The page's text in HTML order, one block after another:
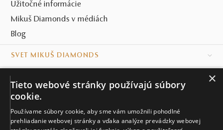
Užitočné informácie
Mikuš Diamonds v médiách
Blog
SVET MIKUŠ DIAMONDS
KONTAKT
Naše klenotníctva
×
Tieto webové stránky používajú súbory
cookie.
Používame súbory cookie, aby sme vám umožnili pohodlné
prehliadanie webovej stránky a vďaka analýze prevádzky webovej